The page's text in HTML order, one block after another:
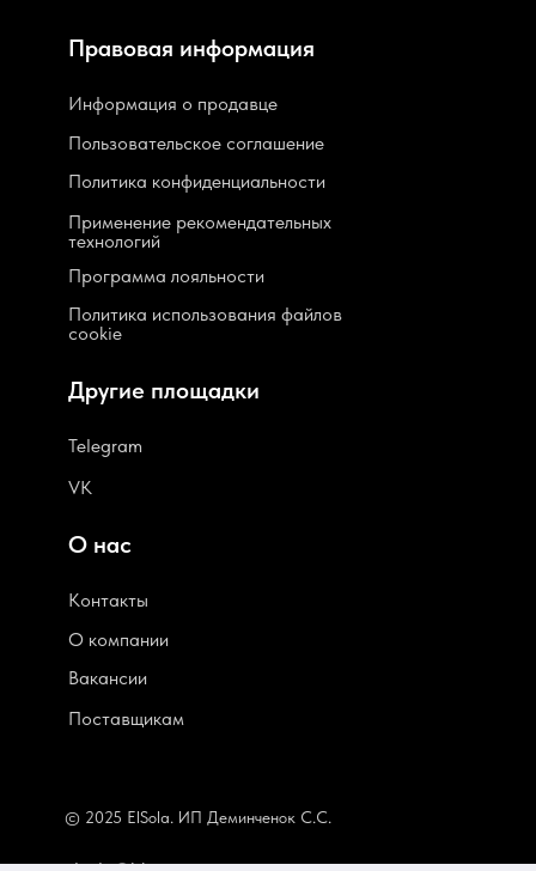
Пользовательское соглашение
Политика конфиденциальности
Программа лояльности
Политика использования файлов
cookie
Применение рекомендательных
технологий
Информация о продавце
Контакты
© 2025 ElSola. ИП Деминченок С.С.
Поставщикам
Вакансии
О компании
Telegram
VK
Правовая информация
О нас
Другие площадки